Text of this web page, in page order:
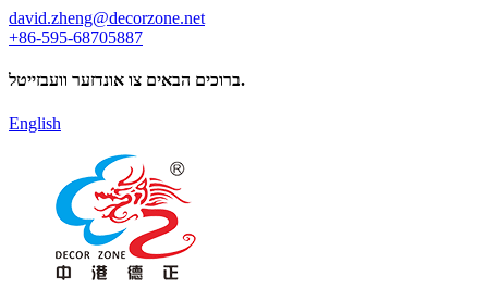
david.zheng@decorzone.net
+86-595-68705887
ברוכים הבאים צו אונדזער וועבזייטל.
English